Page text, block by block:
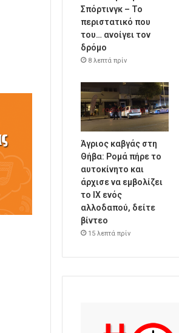
Σπόρτινγκ – Το
περιστατικό που
του… ανοίγει τον
δρόμο
8 λεπτά πρίν
Άγριος καβγάς στη
Θήβα: Ρομά πήρε το
αυτοκίνητο και
άρχισε να εμβολίζει
το ΙΧ ενός
αλλοδαπού, δείτε
βίντεο
15 λεπτά πρίν